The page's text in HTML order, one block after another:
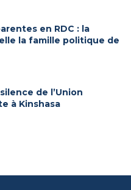
en RDC : la
la famille politique de
de l’Union
à Kinshasa